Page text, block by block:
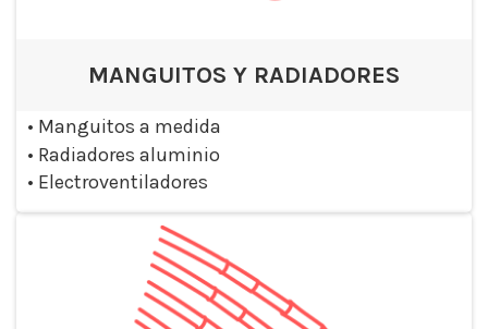
MANGUITOS Y RADIADORES
• Manguitos a medida
• Radiadores aluminio
• Electroventiladores